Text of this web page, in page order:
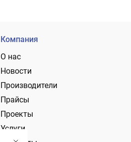
Компания
О нас
Новости
Производители
Прайсы
Проекты
Услуги